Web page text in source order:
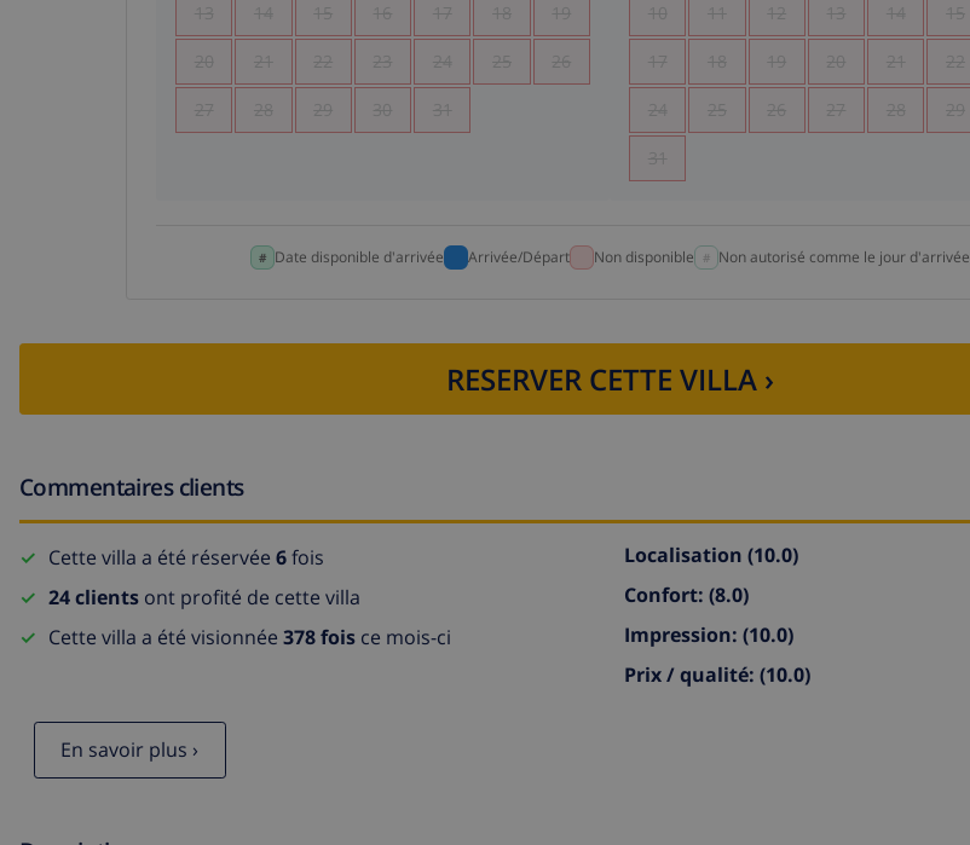
13 14 15 16 17 18 19
20 21 22 23 24 25 26
27 28 29 30 31
10 11 12 13 14 15
17 18 19 20 21 22
24 25 26 27 28 29
31
Date disponible d'arrivée Arrivée/Départ Non disponible Non autorisé comme le jour d'arrivée
RESERVER CETTE VILLA ›
Commentaires clients
Cette villa a été réservée 6fois
24 clients ont profité de cette villa
Cette villa a été visionnée 378 fois ce mois-ci
Localisation (10.0)
Confort: (8.0)
Impression: (10.0)
Prix / qualité: (10.0)
En savoir plus ›